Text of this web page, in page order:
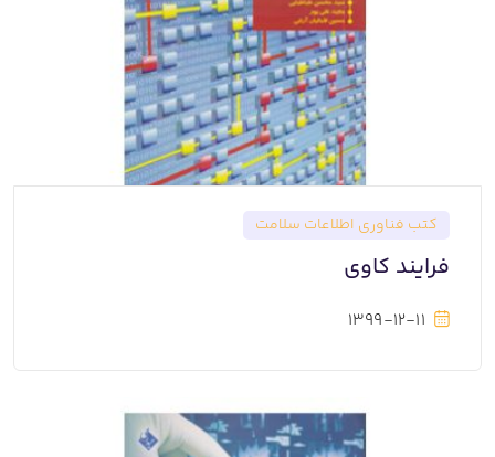
کتب فناوری اطلاعات سلامت
فرایند کاوی
1399-12-11